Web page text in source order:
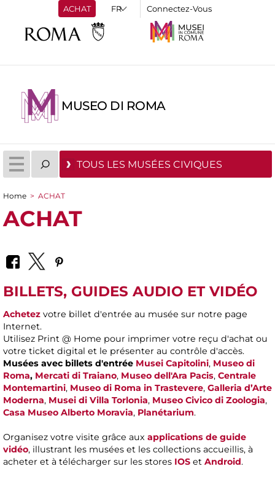
ACHAT Connectez-Vous
MUSEO DI ROMA
TOUS LES MUSÉES CIVIQUES
You are here
Home > ACHAT
ACHAT
BILLETS, GUIDES AUDIO ET VIDÉO
Achetez votre billet d'entrée au musée sur notre page
Internet.
Utilisez Print @ Home pour imprimer votre reçu d'achat ou
votre ticket digital et le présenter au contrôle d'accès.
Musées avec billets d'entrée Musei Capitolini, Museo di
Roma, Mercati di Traiano, Museo dell'Ara Pacis, Centrale
Montemartini, Museo di Roma in Trastevere, Galleria d’Arte
Moderna, Musei di Villa Torlonia, Museo Civico di Zoologia,
Casa Museo Alberto Moravia, Planétarium.
Organisez votre visite grâce aux applications de guide
vidéo, illustrant les musées et les collections accueillis, à
acheter et à télécharger sur les stores IOS et Android.